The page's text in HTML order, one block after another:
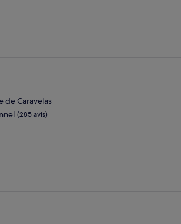
de Caravelas
(285 avis)